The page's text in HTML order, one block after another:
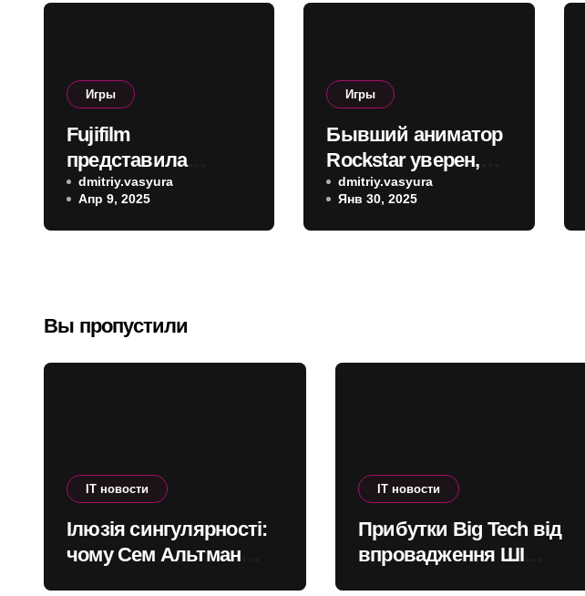
Игры
Fujifilm
представила
камеру с
мгновенной
печатью Instax Mini
коррекцией
параллакса
dmitriy.vasyura
Апр 9, 2025
Игры
Бывший аниматор
Rockstar уверен,
что GTA 6 будет
работать в 30 FPS
на консолях, а 60
поколения
dmitriy.vasyura
Янв 30, 2025
Вы пропустили
IT новости
Ілюзія сингулярності:
чому Сем Альтман
IT новости
Прибутки Big Tech від
впровадження ШІ